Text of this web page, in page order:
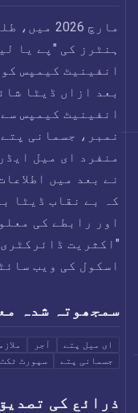
مارچ 2026
ہنٹرز کی "پے یا
انفینیٹ کیمپس کو
بعد ازاں ڈیٹا
انفینیٹ کیمپس سے
منفرد ای میل
نے بعد میں
کہ بے نقاب ڈیٹا
اور رابطے کی
"اکثریت ڈائرکٹری
اسکول کی ویب
سمجھوتہ شدہ
ای میل پتے آجر
جسمانی پتے
سپورٹ ٹکٹ
ذرائع کی تصدیق